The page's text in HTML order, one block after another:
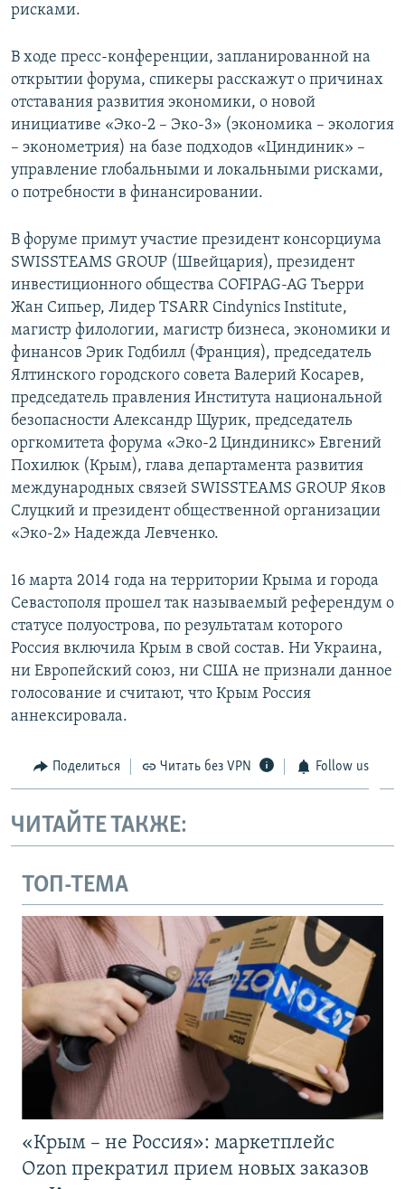
рисками.
В ходе пресс-конференции, запланированной на
открытии форума, спикеры расскажут о причинах
отставания развития экономики, о новой
инициативе «Эко-2 – Эко-3» (экономика – экология
– эконометрия) на базе подходов «Циндиник» –
управление глобальными и локальными рисками,
о потребности в финансировании.
В форуме примут участие президент консорциума
SWISSTEAMS GROUP (Швейцария), президент
инвестиционного общества COFIPAG-AG Тьерри
Жан Сипьер, Лидер TSARR Cindynics Institute,
магистр филологии, магистр бизнеса, экономики и
финансов Эрик Годбилл (Франция), председатель
Ялтинского городского совета Валерий Kocaрев,
председатель правления Института национальной
безопасности Александр Щурик, председатель
оргкомитета форума «Эко-2 Циндиникс» Евгений
Похилюк (Крым), глава департамента развития
международных связей SWISSTEAMS GROUP Яков
Слуцкий и президент общественной организации
«Эко-2» Надежда Левченко.
16 марта 2014 года на территории Крыма и города
Севастополя прошел так называемый референдум о
статусе полуострова, по результатам которого
Россия включила Крым в свой состав. Ни Украина,
ни Европейский союз, ни США не признали данное
голосование и считают, что Крым Россия
аннексировала.
Поделиться Читать без VPN Follow us
ЧИТАЙТЕ ТАКЖЕ:
ТОП-ТЕМА
«Крым – не Россия»: маркетплейс
Ozon прекратил прием новых заказов